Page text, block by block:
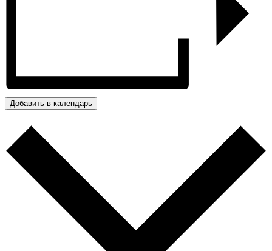
Добавить в календарь